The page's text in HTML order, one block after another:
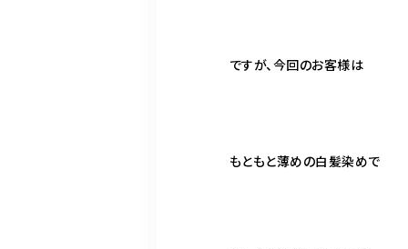
ですが、今回のお客様は
もともと薄めの白髪染めで